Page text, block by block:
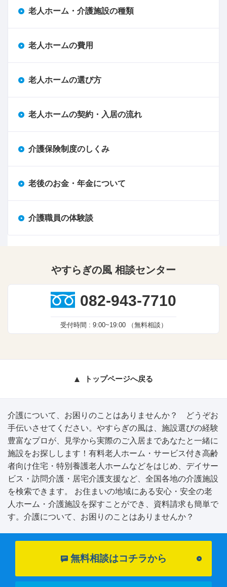
老人ホーム・介護施設の種類
老人ホームの費用
老人ホームの選び方
老人ホームの契約・入居の流れ
介護保険制度のしくみ
老後のお金・年金について
介護職員の体験談
やすらぎの風 相談センター
082-943-7710
受付時間 : 9:00~19:00（無料相談）
トップページへ戻る
介護について、お困りのことはありませんか？ どうぞお
手伝いさせてください。やすらぎの風は、施設選びの経験
豊富なプロが、見学から実際のご入居まであなたと一緒に
施設をお探しします！有料老人ホーム・サービス付き高齢
者向け住宅・特別養護老人ホームなどをはじめ、デイサー
ビス・訪問介護・居宅介護支援など、全国各地の介護施設
を検索できます。 お住まいの地域にある安心・安全の老
人ホーム・介護施設を探すことができ、資料請求も簡単で
す。介護について、お困りのことはありませんか？
無料相談はコチラから